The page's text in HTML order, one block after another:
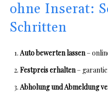
ohne Inserat:
Schritten
Auto bewerten lassen–
Festpreis erhalten–
Abholung und Abmeldung